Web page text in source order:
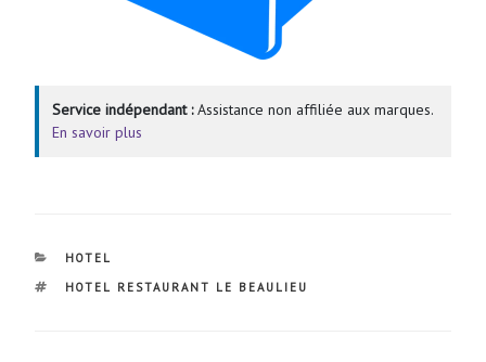
Service indépendant :Assistance non affiliée aux marques.
En savoir plus
CATÉGORIES
HOTEL
ÉTIQUETTES
HOTEL RESTAURANT LE BEAULIEU